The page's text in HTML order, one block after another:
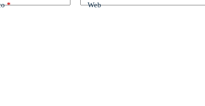
* Web